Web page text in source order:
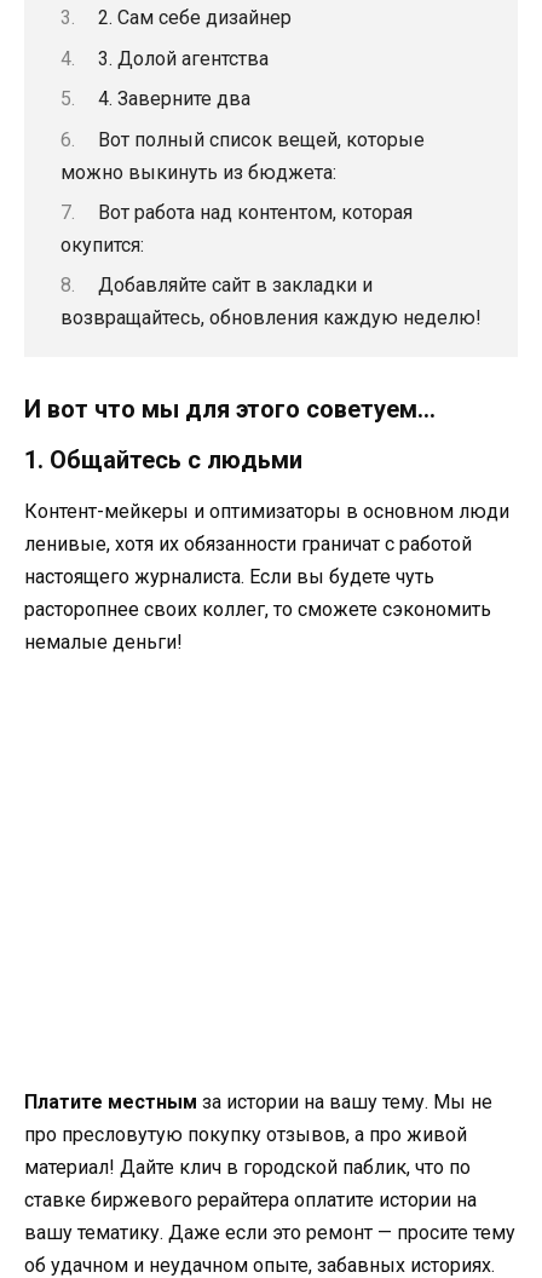
2. Сам себе дизайнер
3. Долой агентства
4. Заверните два
Вот полный список вещей, которые
можно выкинуть из бюджета:
Вот работа над контентом, которая
окупится:
Добавляйте сайт в закладки и
возвращайтесь, обновления каждую неделю!
И вот что мы для этого советуем…
1. Общайтесь с людьми
Контент-мейкеры и оптимизаторы в основном люди
ленивые, хотя их обязанности граничат с работой
настоящего журналиста. Если вы будете чуть
расторопнее своих коллег, то сможете сэкономить
немалые деньги!
Платите местным за истории на вашу тему. Мы не
про пресловутую покупку отзывов, а про живой
материал! Дайте клич в городской паблик, что по
ставке биржевого рерайтера оплатите истории на
вашу тематику. Даже если это ремонт — просите тему
об удачном и неудачном опыте, забавных историях.